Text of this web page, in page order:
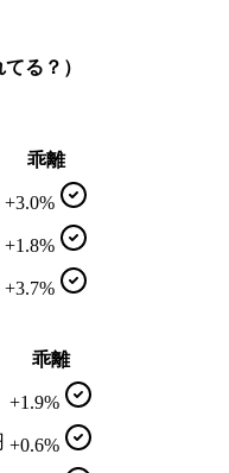
る？）
乖離
+3.0%
+1.8%
+3.7%
乖離
+1.9%
+0.6%